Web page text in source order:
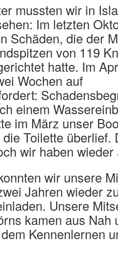
mussten wir in
Im letzten
Schäden, die der
von 119
hatte. Im
Wochen auf
einem
im März unser
Toilette überlief.
wir haben
wir unsere
Jahren wieder
Unsere
kamen aus Nah
Kennenlernen